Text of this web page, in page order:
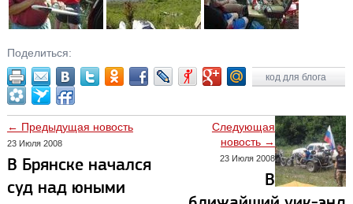
Поделиться:
код для блога
← Предыдущая новость
23 Июля 2008
В Брянске начался
суд над юными
Следующая
новость →
23 Июля 2008
В